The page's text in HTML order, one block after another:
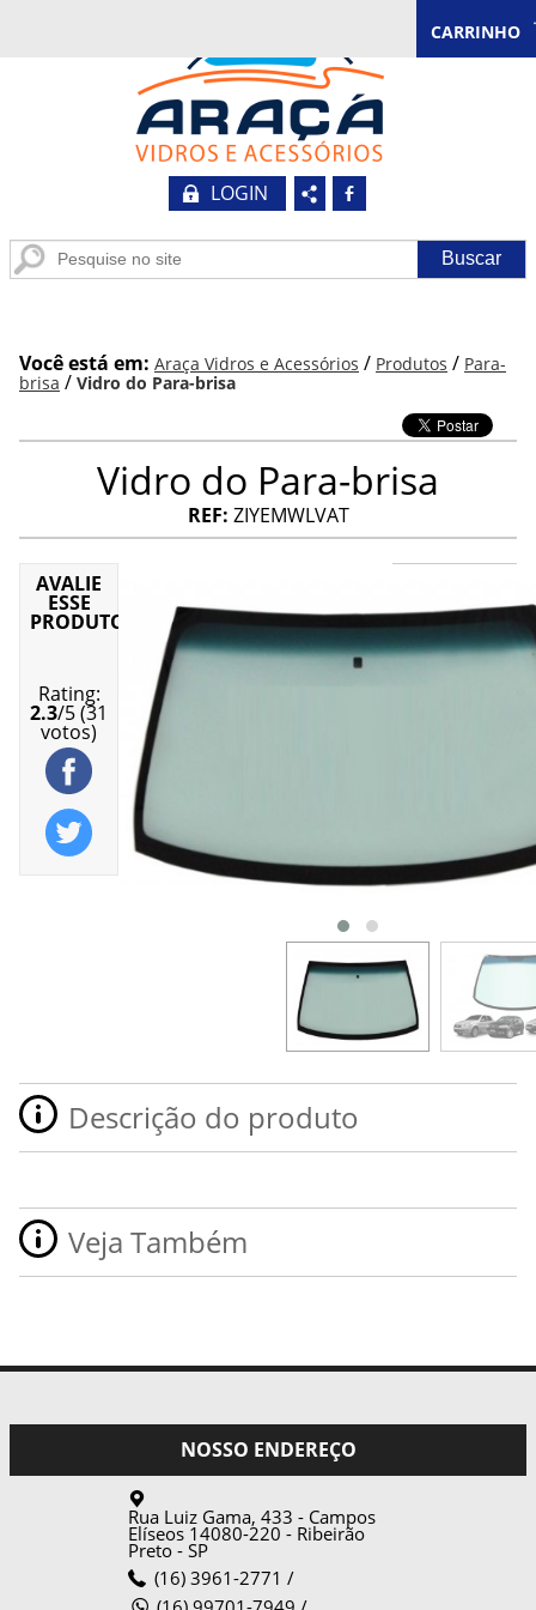
LOGIN b
CARRINHO
Você está em: Araça Vidros e Acessórios / Produtos / Para-
brisa / Vidro do Para-brisa
Vidro do Para-brisa
REF: ZIYEMWLVAT
AVALIE
ESSE
PRODUTO
Rating:
2.3/5(31
votos)
brisa
Produto
Descrição do produto
Veja Também
NOSSO ENDEREÇO
Rua Luiz Gama, 433 - Campos
Elíseos 14080-220 - Ribeirão
Preto - SP
(16) 3961-2771 /